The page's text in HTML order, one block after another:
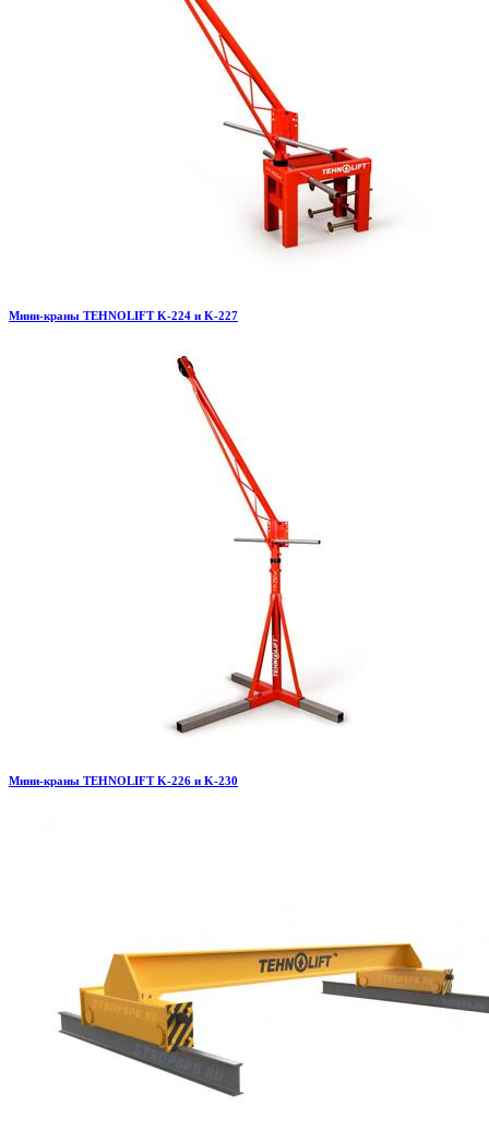
Мини-краны TEHNOLIFT K-224 и K-227
Мини-краны TEHNOLIFT K-226 и K-230